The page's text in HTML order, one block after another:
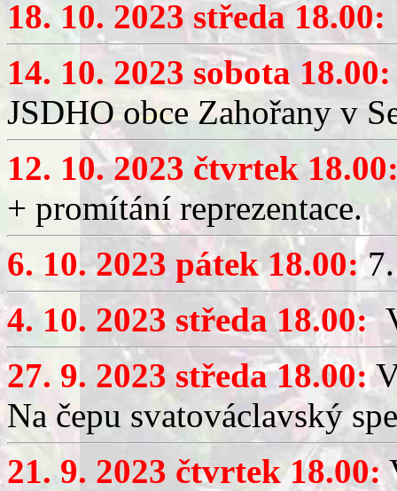
18. 10. 2023 středa 18.00:
14. 10. 2023 sobota 18.00:
JSDHO obce Zahořany v
12. 10. 2023 čtvrtek
+ promítání reprezentace.
6. 10. 2023 pátek 18.00:7.
4. 10. 2023 středa 18.00:
27. 9. 2023 středa 18.00:
Na čepu svatováclavský
21. 9. 2023 čtvrtek 18.00: